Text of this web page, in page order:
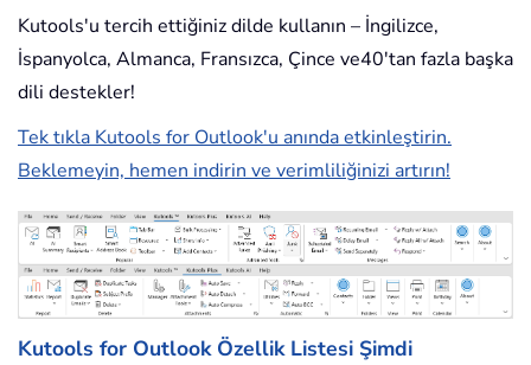
Kutools'u tercih ettiğiniz dilde kullanın – İngilizce,
İspanyolca, Almanca, Fransızca, Çince ve40'tan fazla başka
dili destekler!
Tek tıkla Kutools for Outlook'u anında etkinleştirin.
Beklemeyin, hemen indirin ve verimliliğinizi artırın!
Kutools for Outlook Özellik Listesi Şimdi